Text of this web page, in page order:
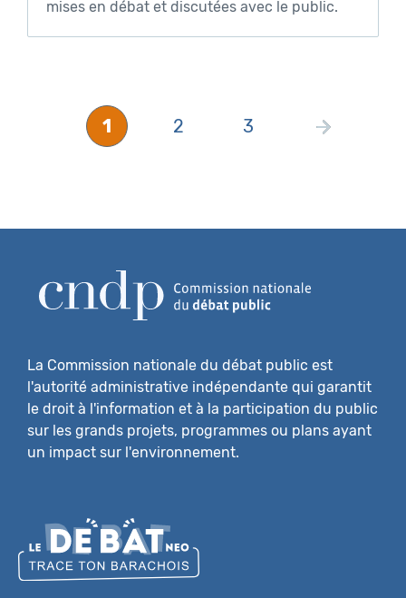
mises en débat et discutées avec le public.
Navigation
Page
1 Page
2 Page
3
La Commission nationale du débat public est
l'autorité administrative indépendante qui garantit
le droit à l'information et à la participation du public
sur les grands projets, programmes ou plans ayant
un impact sur l'environnement.